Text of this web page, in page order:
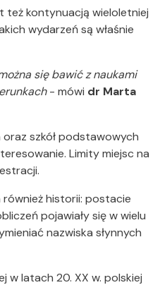
też kontynuacją wieloletniej
wydarzeń są właśnie
się bawić z naukami
- mówi dr Marta
szkół podstawowych
Limity miejsc na
również historii: postacie
pojawiały się w wielu
nazwiska słynnych
w latach 20. XX w. polskiej